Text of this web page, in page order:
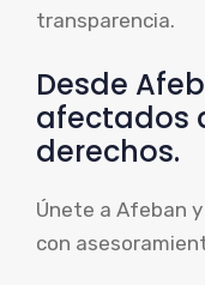
transparencia.
Desde
afectados
derechos.
Únete a Afeban
con